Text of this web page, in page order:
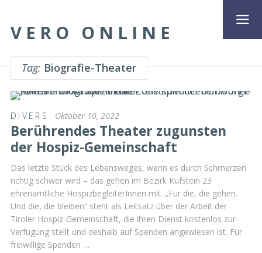
VERO ONLINE
Tag: Biografie-Theater
DIVERS Oktober 10, 2022
Berührendes Theater zugunsten
der Hospiz-Gemeinschaft
Das letzte Stück des Lebensweges, wenn es durch Schmerzen
richtig schwer wird – das gehen im Bezirk Kufstein 23
ehrenamtliche HospizbegleiterInnen mit. „Für die, die gehen.
Und die, die bleiben“ steht als Leitsatz über der Arbeit der
Tiroler Hospiz-Gemeinschaft, die ihren Dienst kostenlos zur
Verfügung stellt und deshalb auf Spenden angewiesen ist. Für
freiwillige Spenden …